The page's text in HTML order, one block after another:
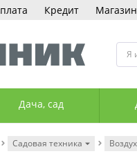
Кредит
Я
Дача, сад
Садовая техника